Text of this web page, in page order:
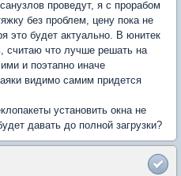
проведут, я с прорабом
без проблем, цену пока не
это будет актуально. В юнитек
считаю что лучше решать на
и поэтапно иначе
видимо самим придется
установить окна не
давать до полной загрузки?